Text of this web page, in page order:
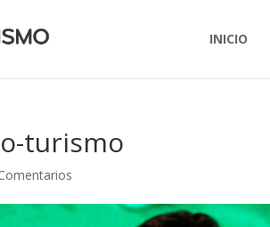
INICIO
turismo